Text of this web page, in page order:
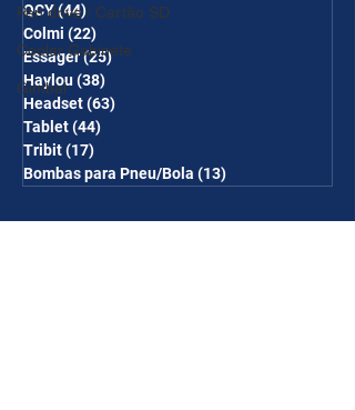
Pen drive / Cartão SD
Cooler Gabinete
Gimbal
QCY(44)44 posts
Colmi (22)
Essager(25)25 posts
Haylou(38)
Headset(63)
Tablet(44)
Tribit(17)
Bombas para Pneu/Bola (13)